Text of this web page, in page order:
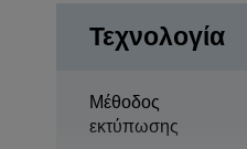
Τεχνολογία
Μέθοδος
εκτύπωσης